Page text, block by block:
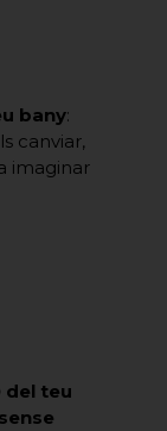
bany:
canviar,
imaginar
del teu